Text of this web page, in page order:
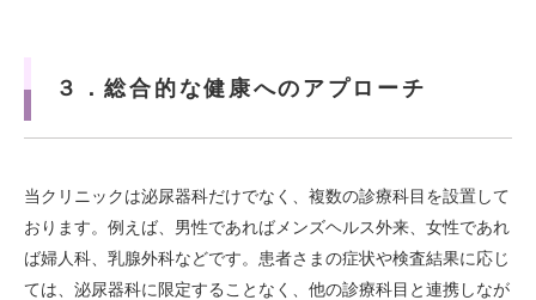
３．総合的な健康へのアプローチ
当クリニックは泌尿器科だけでなく、複数の診療科目を設置して
おります。例えば、男性であればメンズヘルス外来、女性であれ
ば婦人科、乳腺外科などです。患者さまの症状や検査結果に応じ
ては、泌尿器科に限定することなく、他の診療科目と連携しなが